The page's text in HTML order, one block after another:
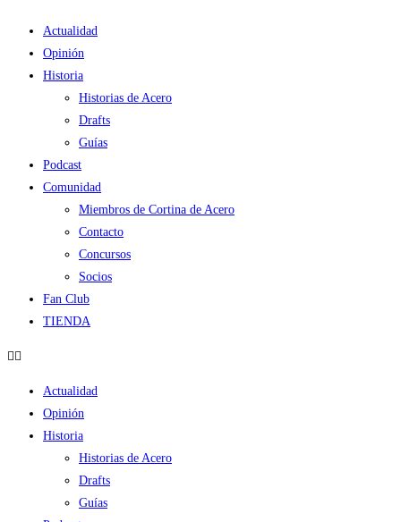
contenido
Actualidad
Opinión
Historia
Historias de Acero
Drafts
Guías
Podcast
Comunidad
Miembros de Cortina de Acero
Contacto
Concursos
Socios
Fan Club
TIENDA
Actualidad
Opinión
Historia
Historias de Acero
Drafts
Guías